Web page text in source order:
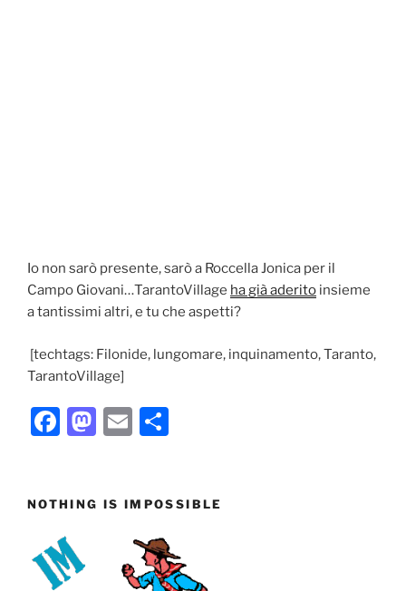
Io non sarò presente, sarò a Roccella Jonica per il
Campo Giovani…TarantoVillage ha già aderito insieme
a tantissimi altri, e tu che aspetti?
[techtags: Filonide, lungomare, inquinamento, Taranto,
TarantoVillage]
F
e
b
o
M
o
E
l
di
vi
di
NOTHING IS IMPOSSIBLE